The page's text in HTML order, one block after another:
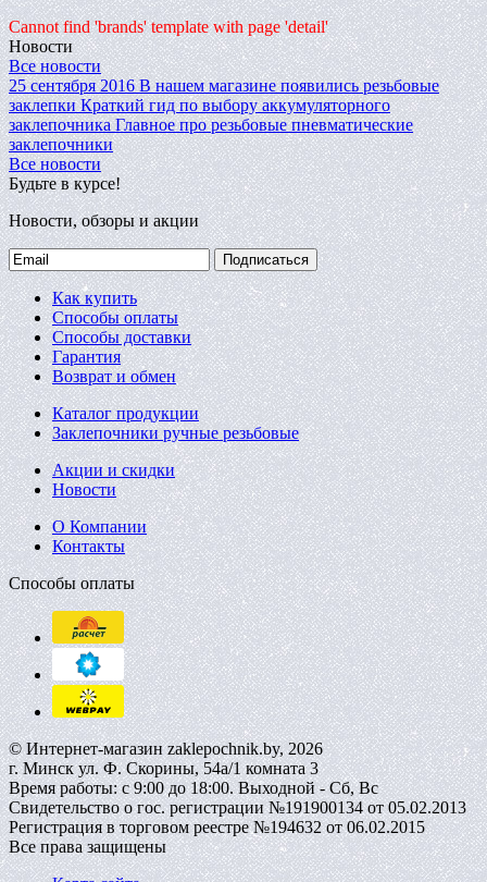
Cannot find 'brands' template with page 'detail'
Новости
Все новости
25 сентября 2016 В нашем магазине появились резьбовые
заклепки Краткий гид по выбору аккумуляторного
заклепочника Главное про резьбовые пневматические
заклепочники
Все новости
Будьте в курсе!
Новости, обзоры и акции
Подписаться
Как купить
Способы оплаты
Способы доставки
Гарантия
Возврат и обмен
Каталог продукции
Заклепочники ручные резьбовые
Акции и скидки
Новости
О Компании
Контакты
Способы оплаты
© Интернет-магазин zaklepochnik.by, 2026
г. Минск ул. Ф. Скорины, 54а/1 комната 3
Время работы: с 9:00 до 18:00. Выходной - Сб, Вс
Свидетельство о гос. регистрации №191900134 от 05.02.2013
Регистрация в торговом реестре №194632 от 06.02.2015
Все права защищены